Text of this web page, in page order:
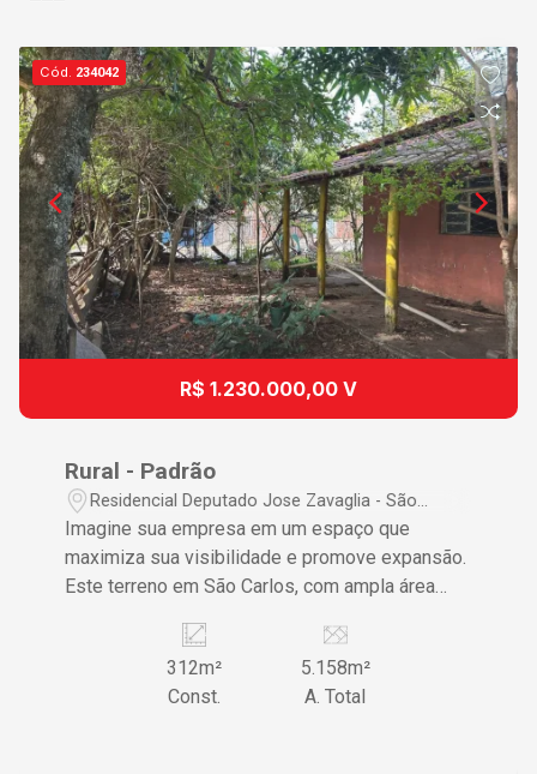
Cód. 234042
R$ 1.230.000,00 V
Rural - Padrão
Residencial Deputado Jose Zavaglia - São
Carlos/SP
Imagine sua empresa em um espaço que
maximiza sua visibilidade e promove expansão.
Este terreno em São Carlos, com ampla área
personalização, é a opção ideal para
investidores e empreendedores com visão de
312m²
Const.
5.158m²
A. Total